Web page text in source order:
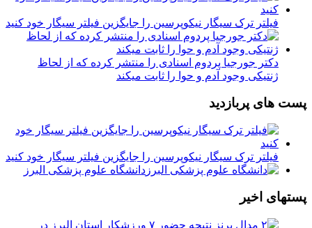
فیلتر ترک سیگار نیکوپرسین را جایگزین فیلتر سیگار خود کنید
دکتر جورجیا پردوم اسنادی را منتشر کرده که از لحاظ
ژنتیکی وجود آدم و حوا را ثابت میکند
پست های پربازدید
فیلتر ترک سیگار نیکوپرسین را جایگزین فیلتر سیگار خود کنید
دانشگاه علوم پزشکی البرز
پستهای اخیر